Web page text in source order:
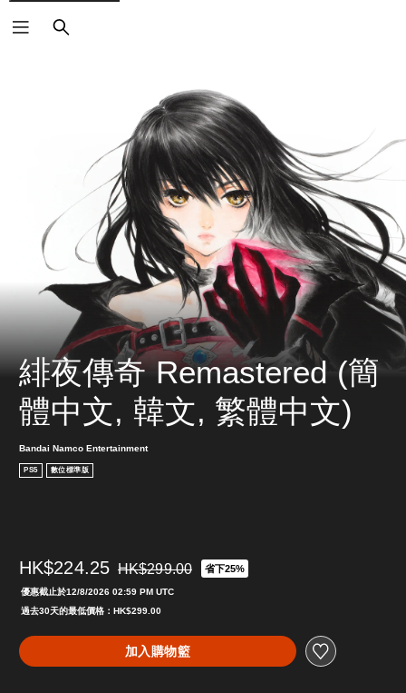
搜
尋
緋夜傳奇 Remastered (簡
體中文, 韓文, 繁體中文)
Bandai Namco Entertainment
PS5 數位標準版
HK$224.25 折扣前原價為HK$299.00
HK$299.00 省下25%
優惠截止於12/8/2026 02:59 PM UTC
過去30天的最低價格：HK$299.00
加入購物籃